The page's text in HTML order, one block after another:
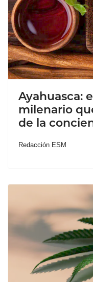
Ayahuasca:
milenario
de la
Redacción ESM